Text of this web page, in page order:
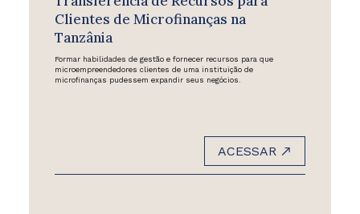
Clientes de Microfinanças na
Tanzânia
Formar habilidades de gestão e fornecer recursos para que
microempreendedores clientes de uma instituição de
microfinanças pudessem expandir seus negócios.
ACESSAR